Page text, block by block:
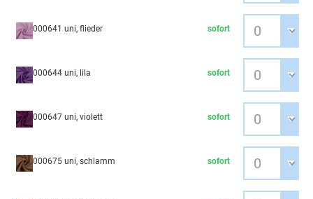
000641 uni, flieder sofort
000644 uni, lila sofort
000647 uni, violett sofort
000675 uni, schlamm sofort